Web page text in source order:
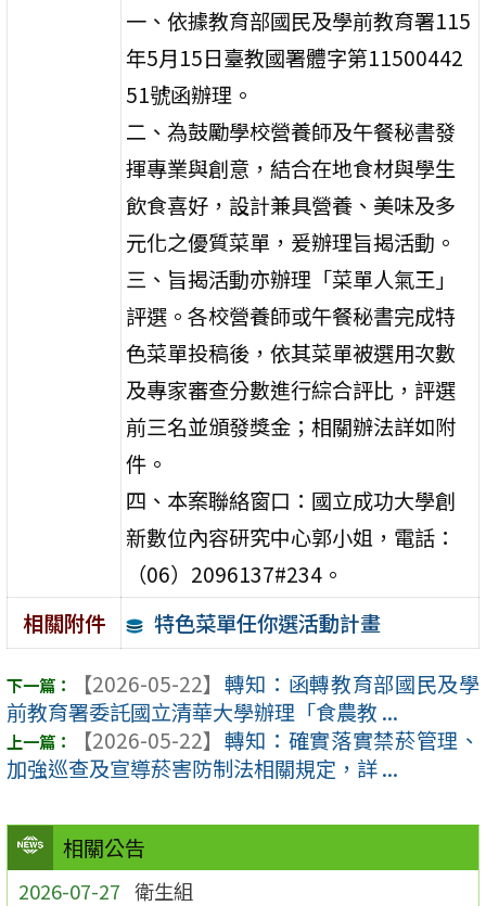
相關公告
2026-07-27 衛生組
一、依據教育部國民及學前教育署115
年5月15日臺教國署體字第11500442
51號函辦理。
二、為鼓勵學校營養師及午餐秘書發
揮專業與創意，結合在地食材與學生
飲食喜好，設計兼具營養、美味及多
元化之優質菜單，爰辦理旨揭活動。
三、旨揭活動亦辦理「菜單人氣王」
評選。各校營養師或午餐秘書完成特
色菜單投稿後，依其菜單被選用次數
及專家審查分數進行綜合評比，評選
前三名並頒發獎金；相關辦法詳如附
件。
四、本案聯絡窗口：國立成功大學創
新數位內容研究中心郭小姐，電話：
（06）2096137#234。
相關附件
特色菜單任你選活動計畫
【2026-05-22】 轉知：函轉教育部國民及學
前教育署委託國立清華大學辦理「食農教 ...
【2026-05-22】 轉知：確實落實禁菸管理、
加強巡查及宣導菸害防制法相關規定，詳 ...